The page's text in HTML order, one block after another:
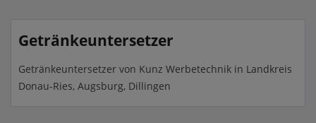
Getränkeuntersetzer
Getränkeuntersetzer von Kunz Werbetechnik in Landkreis
Donau-Ries, Augsburg, Dillingen